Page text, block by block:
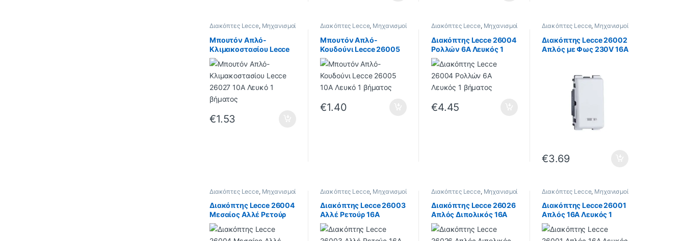
Διακόπτες Lecce, Μηχανισμοί
Μπουτόν Απλό-
Κλιμακοστασίου Lecce
26027 10A Λευκό 1
βήματος
€1.53
Διακόπτες Lecce, Μηχανισμοί
Μπουτόν Απλό-
Κουδούνι Lecce 26005
10A Λευκό 1 βήματος
€1.40
Διακόπτες Lecce, Μηχανισμοί
Διακόπτης Lecce 26004
Ρολλών 6A Λευκός 1
βήματος
€4.45
Διακόπτες Lecce, Μηχανισμοί
Διακόπτης Lecce 26002
Απλός με Φως 230V 16A
€3.69
Διακόπτες Lecce, Μηχανισμοί
Διακόπτης Lecce 26004
Μεσαίος Αλλέ Ρετούρ
16A Λευκός 1 βήματος
Διακόπτες Lecce, Μηχανισμοί
Διακόπτης Lecce 26003
Αλλέ Ρετούρ 16A
Λευκός 1 βήματος
Διακόπτες Lecce, Μηχανισμοί
Διακόπτης Lecce 26026
Απλός Διπολικός 16A
Λευκός 1 βήματος
Διακόπτες Lecce, Μηχανισμοί
Διακόπτης Lecce 26001
Απλός 16A Λευκός 1
βήματος